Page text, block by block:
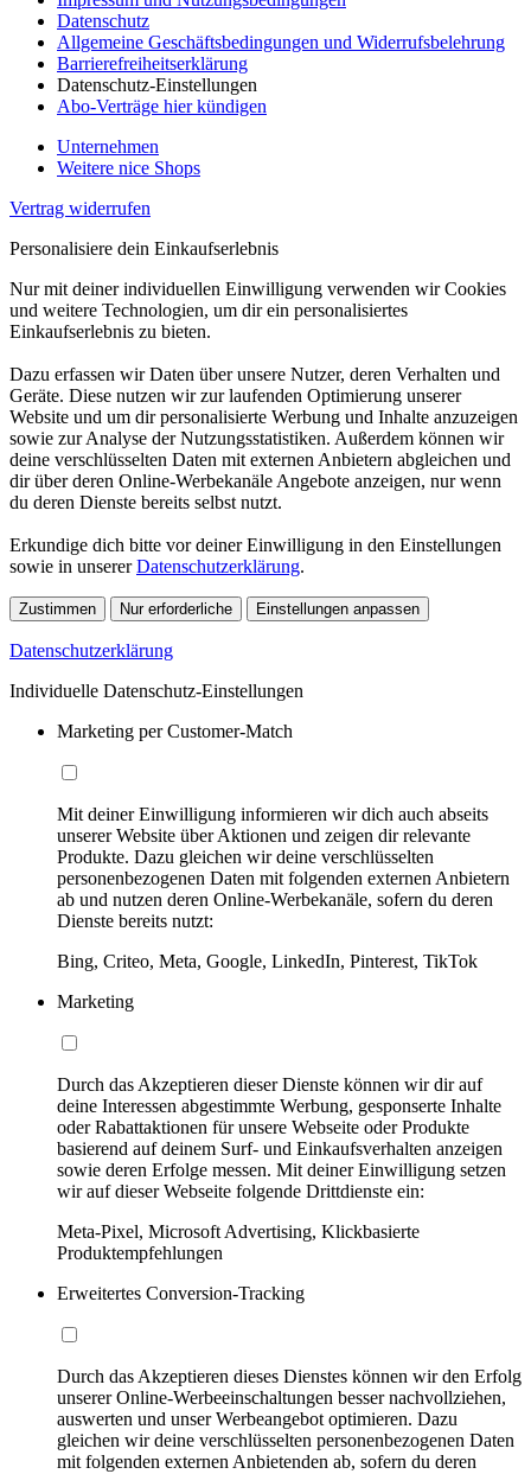
Datenschutz
Allgemeine Geschäftsbedingungen und Widerrufsbelehrung
Barrierefreiheitserklärung
Datenschutz-Einstellungen
Abo-Verträge hier kündigen
Unternehmen
Weitere nice Shops
Vertrag widerrufen
Personalisiere dein Einkaufserlebnis
Nur mit deiner individuellen Einwilligung verwenden wir Cookies
und weitere Technologien, um dir ein personalisiertes
Einkaufserlebnis zu bieten.
Dazu erfassen wir Daten über unsere Nutzer, deren Verhalten und
Geräte. Diese nutzen wir zur laufenden Optimierung unserer
Website und um dir personalisierte Werbung und Inhalte anzuzeigen
sowie zur Analyse der Nutzungsstatistiken. Außerdem können wir
deine verschlüsselten Daten mit externen Anbietern abgleichen und
dir über deren Online-Werbekanäle Angebote anzeigen, nur wenn
du deren Dienste bereits selbst nutzt.
Erkundige dich bitte vor deiner Einwilligung in den Einstellungen
sowie in unsererDatenschutzerklärung.
Zustimmen Nur erforderliche Einstellungen anpassen
Datenschutzerklärung
Individuelle Datenschutz-Einstellungen
Marketing per Customer-Match
Mit deiner Einwilligung informieren wir dich auch abseits
unserer Website über Aktionen und zeigen dir relevante
Produkte. Dazu gleichen wir deine verschlüsselten
personenbezogenen Daten mit folgenden externen Anbietern
ab und nutzen deren Online-Werbekanäle, sofern du deren
Dienste bereits nutzt:
Bing, Criteo, Meta, Google, LinkedIn, Pinterest, TikTok
Marketing
Durch das Akzeptieren dieser Dienste können wir dir auf
deine Interessen abgestimmte Werbung, gesponserte Inhalte
oder Rabattaktionen für unsere Webseite oder Produkte
basierend auf deinem Surf- und Einkaufsverhalten anzeigen
sowie deren Erfolge messen. Mit deiner Einwilligung setzen
wir auf dieser Webseite folgende Drittdienste ein:
Meta-Pixel, Microsoft Advertising, Klickbasierte
Produktempfehlungen
Erweitertes Conversion-Tracking
Durch das Akzeptieren dieses Dienstes können wir den Erfolg
unserer Online-Werbeeinschaltungen besser nachvollziehen,
auswerten und unser Werbeangebot optimieren. Dazu
gleichen wir deine verschlüsselten personenbezogenen Daten
mit folgenden externen Anbietenden ab, sofern du deren